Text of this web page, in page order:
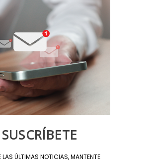
SUSCRÍBETE
LAS ÚLTIMAS NOTICIAS, MANTENTE